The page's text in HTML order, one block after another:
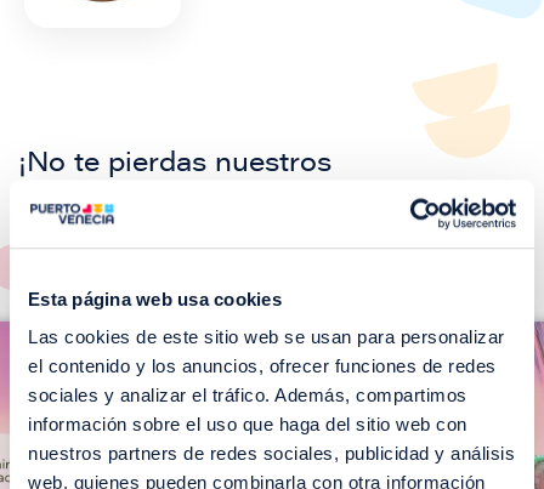
Esta página web usa cookies
Las cookies de este sitio web se usan para personalizar
el contenido y los anuncios, ofrecer funciones de redes
sociales y analizar el tráfico. Además, compartimos
información sobre el uso que haga del sitio web con
nuestros partners de redes sociales, publicidad y análisis
web, quienes pueden combinarla con otra información
¡No te pierdas nuestros
EVENTOS!
Ver todos >
m
a
g
I
m